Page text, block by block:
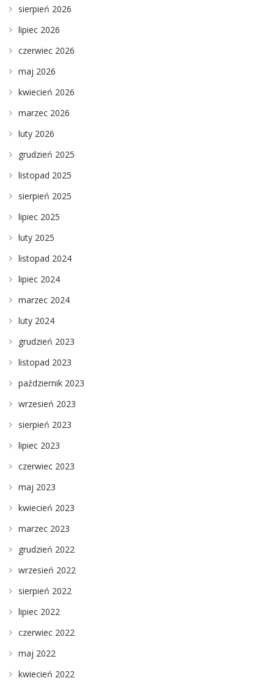
sierpień 2026
lipiec 2026
czerwiec 2026
maj 2026
kwiecień 2026
marzec 2026
luty 2026
grudzień 2025
listopad 2025
sierpień 2025
lipiec 2025
luty 2025
listopad 2024
lipiec 2024
marzec 2024
luty 2024
grudzień 2023
listopad 2023
październik 2023
wrzesień 2023
sierpień 2023
lipiec 2023
czerwiec 2023
maj 2023
kwiecień 2023
marzec 2023
grudzień 2022
wrzesień 2022
sierpień 2022
lipiec 2022
czerwiec 2022
maj 2022
kwiecień 2022